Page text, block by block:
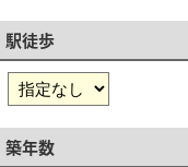
駅徒歩
築年数